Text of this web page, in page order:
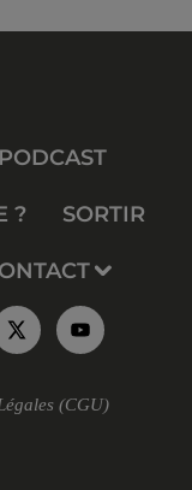
PODCAST
? SORTIR
(CGU)